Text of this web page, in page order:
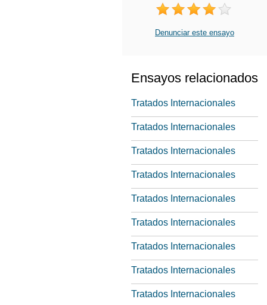
Denunciar este ensayo
Ensayos relacionados
Tratados Internacionales
Tratados Internacionales
Tratados Internacionales
Tratados Internacionales
Tratados Internacionales
Tratados Internacionales
Tratados Internacionales
Tratados Internacionales
Tratados Internacionales